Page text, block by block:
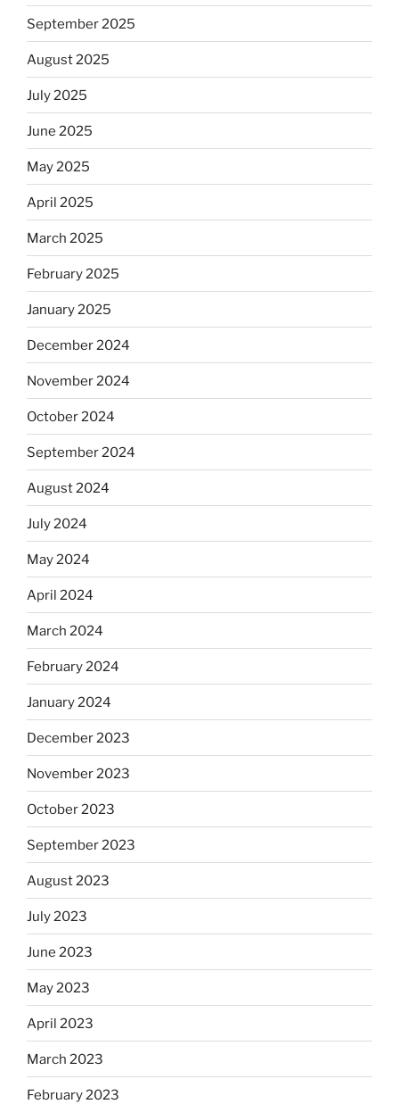
September 2025
August 2025
July 2025
June 2025
May 2025
April 2025
March 2025
February 2025
January 2025
December 2024
November 2024
October 2024
September 2024
August 2024
July 2024
May 2024
April 2024
March 2024
February 2024
January 2024
December 2023
November 2023
October 2023
September 2023
August 2023
July 2023
June 2023
May 2023
April 2023
March 2023
February 2023